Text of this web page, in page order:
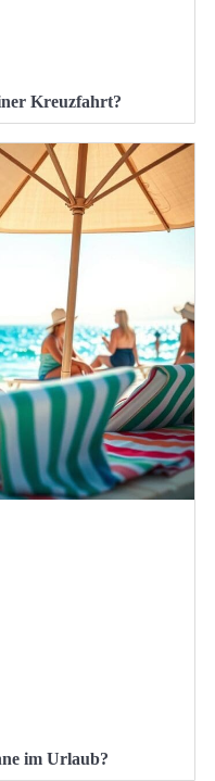
Kreuzfahrt?
im Urlaub?